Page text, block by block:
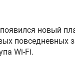
появился новый
повседневных
Wi-Fi.